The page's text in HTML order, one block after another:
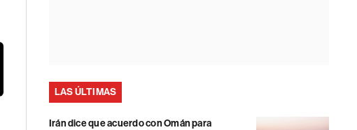
LAS ÚLTIMAS
Irán dice que acuerdo con Omán para